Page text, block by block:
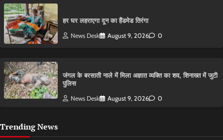
हर घर लहराएगा दून का हैंडमेड तिरंगा
News Desk August 9, 2026 0
​जंगल के बरसाती नाले में मिला अज्ञात व्यक्ति का शव, शिनाख्त में जुटी
पुलिस
News Desk August 9, 2026 0
Trending News